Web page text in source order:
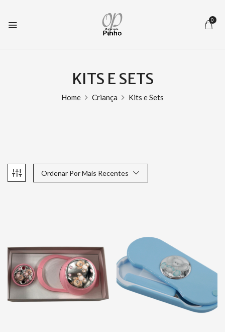
0
KITS E SETS
Home Criança Kits e Sets
Ordenar Por Mais Recentes